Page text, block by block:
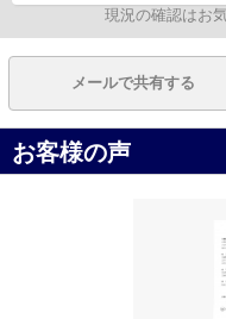
現況の確認はお
メールで共有する
お客様の声